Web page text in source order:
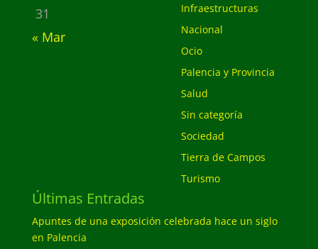
31
« Mar
Infraestructuras
Nacional
Ocio
Palencia y Provincia
Salud
Sin categoría
Sociedad
Tierra de Campos
Turismo
Últimas Entradas
Apuntes de una exposición celebrada hace un siglo
en Palencia